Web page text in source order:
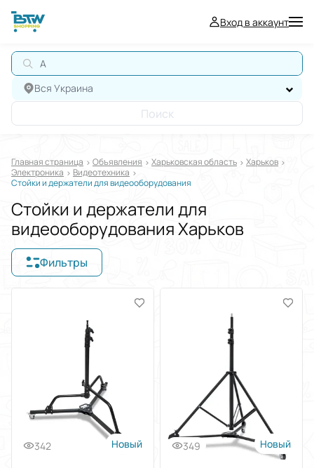
Вход в аккаунт
АВ
Вся Украина
Поиск
Главная страница Oбъявления Харьковская область
Харьков
Электроника
Видеотехника
Стойки и держатели для видеооборудования
Стойки и держатели для
видеооборудования Харьков
Фильтры
$€
Отсортировать по
Выберите группу категорий
Выберите категорию
Видеотехника
Выберите подкатегорию
Стойки и держатели для видеооборудования
Цена342 Новый 349 Новый